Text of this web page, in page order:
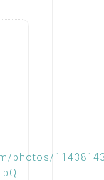
photos/